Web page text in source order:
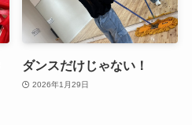
ダンスだけじゃない！
2026年1月29日